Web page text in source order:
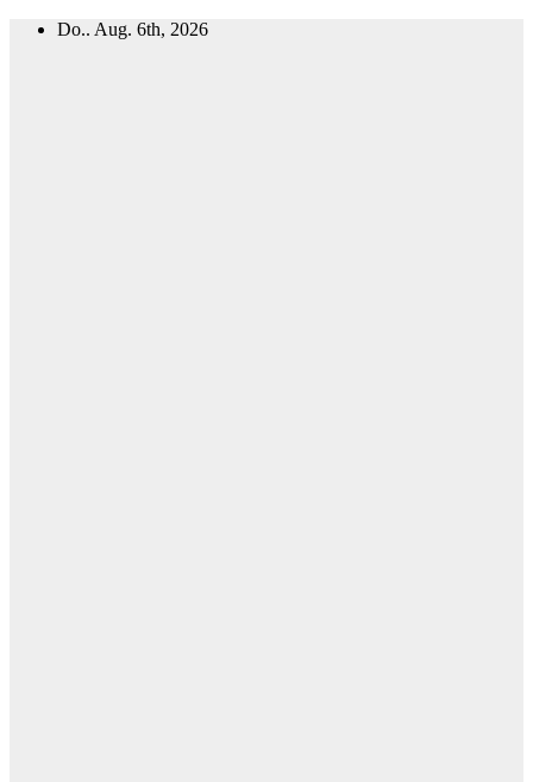
Zum
Do.. Aug. 6th, 2026